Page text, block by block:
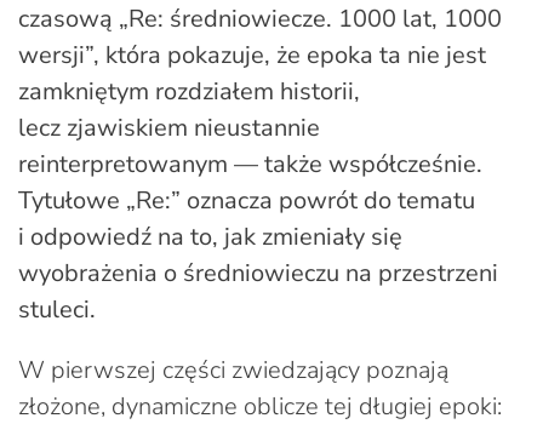
czasową „Re: średniowiecze. 1000 lat, 1000
wersji”, która pokazuje, że epoka ta nie jest
zamkniętym rozdziałem historii,
lecz zjawiskiem nieustannie
reinterpretowanym — także współcześnie.
Tytułowe „Re:” oznacza powrót do tematu
i odpowiedź na to, jak zmieniały się
wyobrażenia o średniowieczu na przestrzeni
stuleci.
W pierwszej części zwiedzający poznają
złożone, dynamiczne oblicze tej długiej epoki: